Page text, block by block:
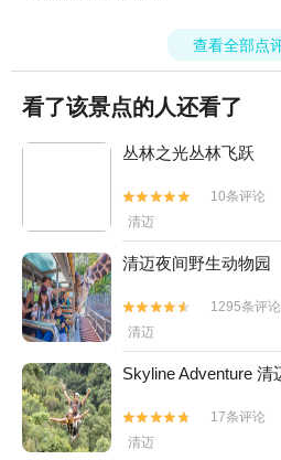
查看全部点
看了该景点的人还看了
丛林之光丛林飞跃


10条评论
清迈
清迈夜间野生动物园


1295条评论
清迈
Skyline Adventure 清


17条评论
清迈